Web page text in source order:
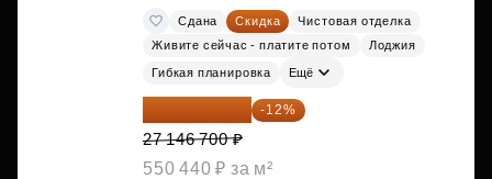
Сдана Скидка
Чистовая отделка
Живите сейчас - платите потом
Лоджия
Гибкая планировка Ещё
23 889 096 ₽ -12%
27 146 700 ₽
550 440 ₽ за м²